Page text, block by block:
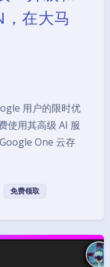
在大马
用户的限时优
使用其高级 AI 服
One 云存
免费领取